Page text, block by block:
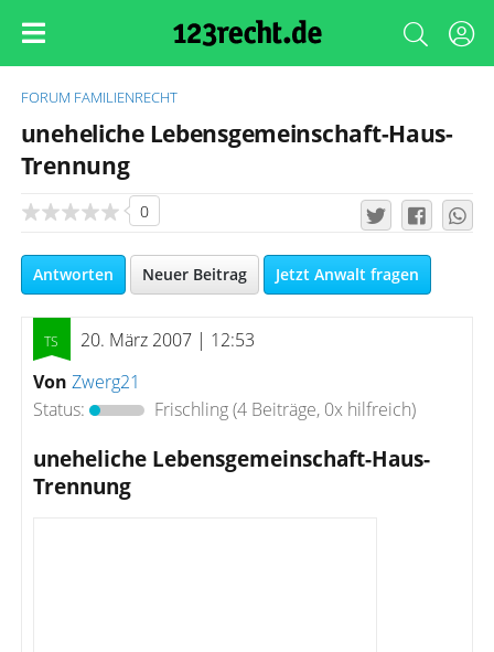
FORUM FAMILIENRECHT
uneheliche Lebensgemeinschaft-Haus-
Trennung
0
Antworten Neuer Beitrag Jetzt Anwalt fragen
20. März 2007 | 12:53
Von Zwerg21
Status:
Frischling(4 Beiträge, 0x hilfreich)
uneheliche Lebensgemeinschaft-Haus-
Trennung